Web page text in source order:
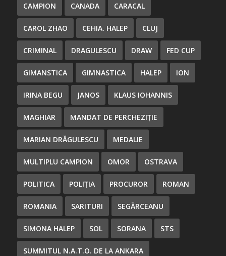
CAMPION CANADA CARACAL
CAROL ZHAO CEHIA. HALEP CLUJ
CRIMINAL DRAGULESCU DRAW FED CUP
GIMANSTICA GIMNASTICA HALEP ION
IRINA BEGU JANOS KLAUS IOHANNIS
MAGHIAR MANDAT DE PERCHEZIȚIE
MARIAN DRĂGULESCU MEDALIE
MULTIPLU CAMPION OMOR OSTRAVA
POLITICA POLIȚIA PROCUROR ROMAN
ROMANIA SARITURI SEGĂRCEANU
SIMONA HALEP SOL SORANA STS
SUMMITUL N.A.T.O. DE LA ANKARA